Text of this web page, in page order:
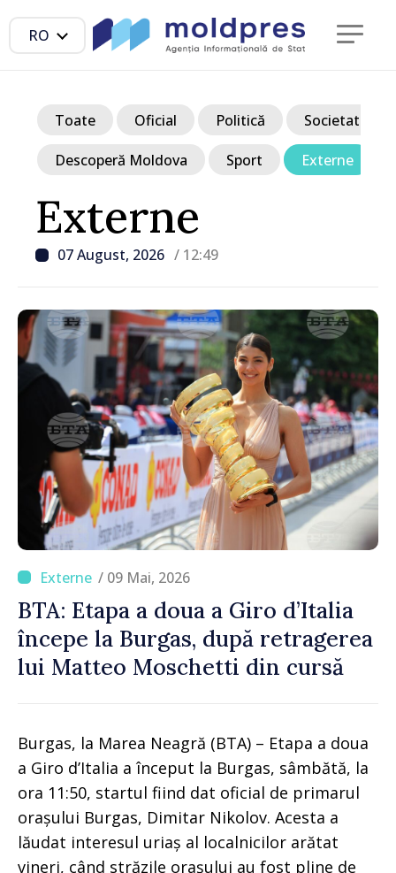
RO
Externe
07 August, 2026 / 12:49
Toate Oficial Politică Societate
Descoperă Moldova Sport Externe
/ 09 Mai, 2026
BTA: Etapa a doua a Giro d’Italia
începe la Burgas, după retragerea
lui Matteo Moschetti din cursă
Burgas, la Marea Neagră (BTA) – Etapa a doua
a Giro d’Italia a început la Burgas, sâmbătă, la
ora 11:50, startul fiind dat oficial de primarul
orașului Burgas, Dimitar Nikolov. Acesta a
lăudat interesul uriaș al localnicilor arătat
vineri, când străzile orașului au fost pline de